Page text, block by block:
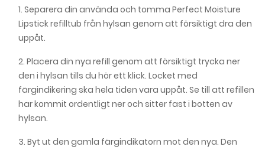
IsaDora The Perfect Moisture Lipstick Refill -
IsaDora The Perfect Moisture Lipstick Refill -
No. 152 Marvelous Mauve139,00 kr
IsaDora The Perfect Moisture Lipstick Refill -
1. Separera din använda och tomma Perfect Moisture
Lipstick refilltub från hylsan genom att försiktigt dra den
uppåt.
2. Placera din nya refill genom att försiktigt trycka ner
den i hylsan tills du hör ett klick. Locket med
färgindikering ska hela tiden vara uppåt. Se till att refillen
har kommit ordentligt ner och sitter fast i botten av
hylsan.
3. Byt ut den gamla färgindikatorn mot den nya. Den